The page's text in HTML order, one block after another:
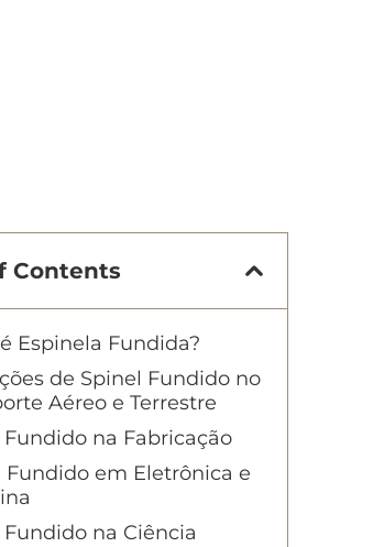
Contents
Espinela Fundida?
de Spinel Fundido no
Aéreo e Terrestre
Fundido na Fabricação
Fundido em Eletrônica e
Fundido na Ciência